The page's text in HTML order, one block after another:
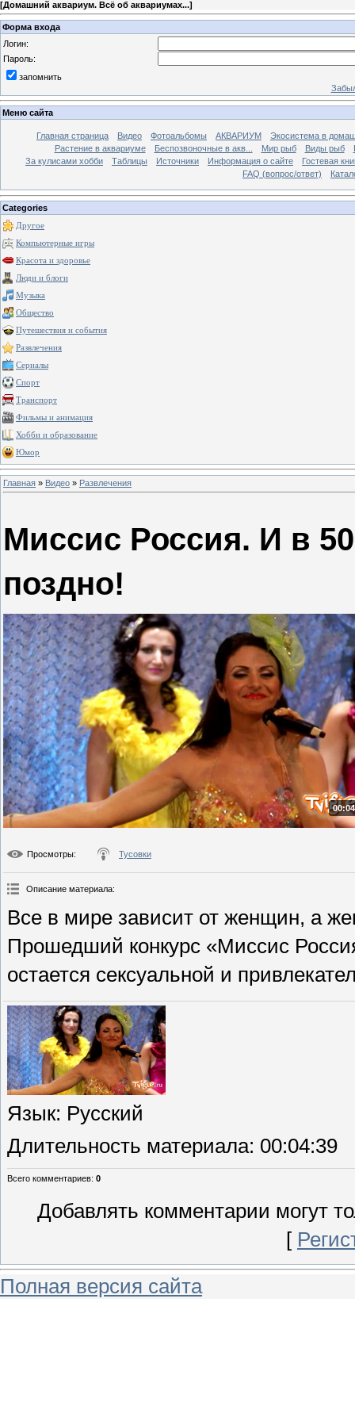
[Домашний аквариум. Всё об аквариумах...]
Форма входа
Логин:
Пароль:
запомнить
Меню сайта
Главная страница Видео Фотоальбомы АКВАРИУМ
Экосистема в
Растение в аквариуме
Беспозвоночные в акв... Мир рыб Виды рыб
За кулисами хобби
Таблицы Источники Информация о сайте
Гостевая
FAQ (вопрос/ответ)
Categories
Другое
Компьютерные игры
Красота и здоровье
Люди и блоги
Музыка
Общество
Путешествия и события
Развлечения
Сериалы
Спорт
Транспорт
Фильмы и анимация
Хобби и образование
Юмор
Главная » Видео » Развлечения
Миссис Россия. И в
поздно!
Просмотры: Тусовки
Описание материала:
Все в мире зависит от женщин, а
Прошедший конкурс «Миссис
остается сексуальной и
Язык: Русский
Длительность материала: 00:04:39
Всего комментариев: 0
Добавлять комментарии могут
[
Полная версия сайта